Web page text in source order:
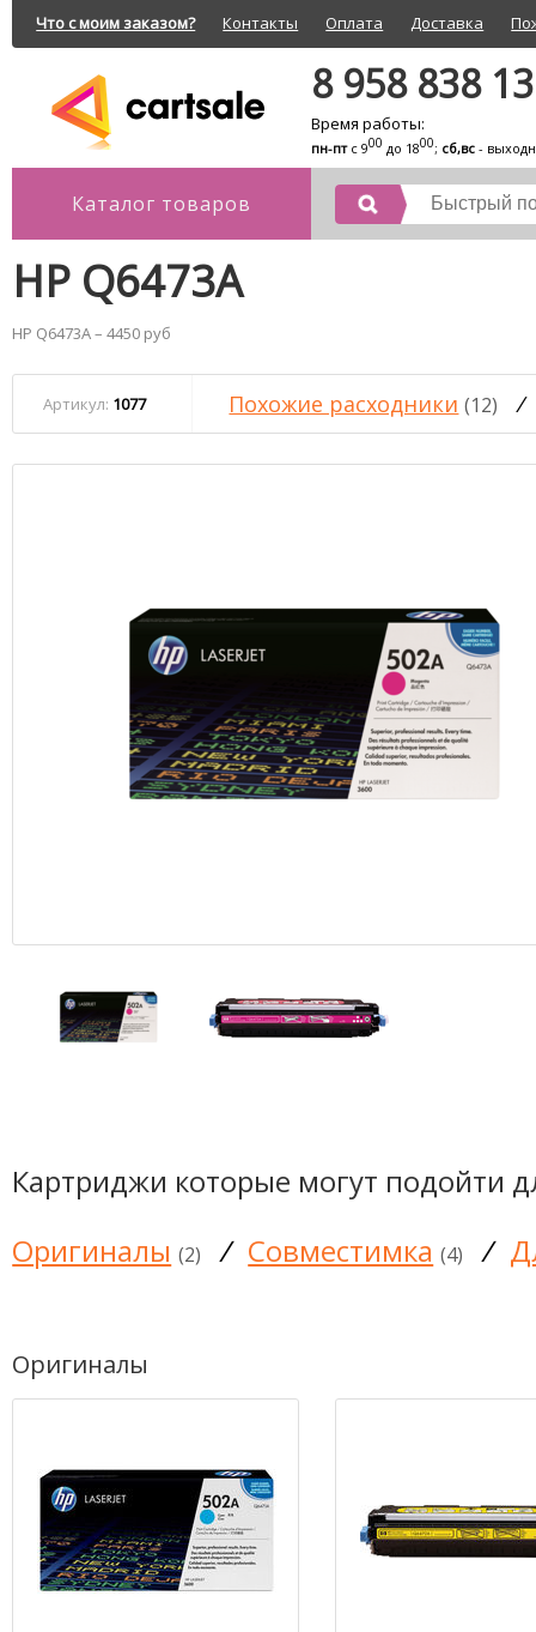
Что с моим заказом? Контакты Оплата Доставка
8 958 838
Время работы:
пн-птс 900 до 1800; сб,вс -
Каталог товаров
HP Q6473A
HP Q6473A – 4450 руб
Артикул: 1077 Похожие расходники (12) /
Картриджи которые могут подойти
Оригиналы (2) / Совместимка (4) /
Оригиналы